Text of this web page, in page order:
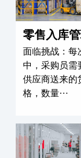
提高出
提高货品出入
实时查询真实
络传输